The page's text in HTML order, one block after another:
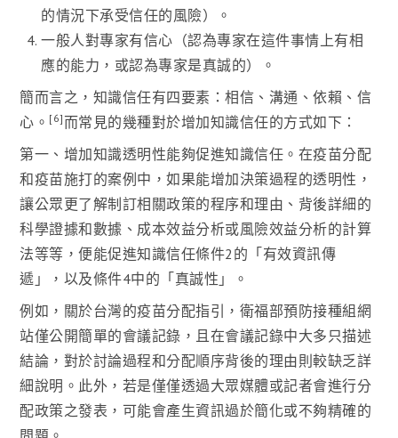
的情況下承受信任的風險）。
一般人對專家有信心（認為專家在這件事情上有相
應的能力，或認為專家是真誠的）。
簡而言之，知識信任有四要素：相信、溝通、依賴、信
心。 [6]而常見的幾種對於增加知識信任的方式如下：
第一、增加知識透明性能夠促進知識信任。在疫苗分配
和疫苗施打的案例中，如果能增加決策過程的透明性，
讓公眾更了解制訂相關政策的程序和理由、背後詳細的
科學證據和數據、成本效益分析或風險效益分析的計算
法等等，便能促進知識信任條件2的「有效資訊傳
遞」，以及條件4中的「真誠性」。
例如，關於台灣的疫苗分配指引，衛福部預防接種組網
站僅公開簡單的會議記錄，且在會議記錄中大多只描述
結論，對於討論過程和分配順序背後的理由則較缺乏詳
細說明。此外，若是僅僅透過大眾媒體或記者會進行分
配政策之發表，可能會產生資訊過於簡化或不夠精確的